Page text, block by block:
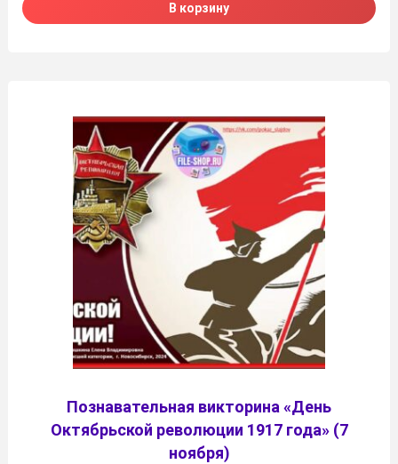
В корзину
Познавательная викторина «День
Октябрьской революции 1917 года» (7
ноября)